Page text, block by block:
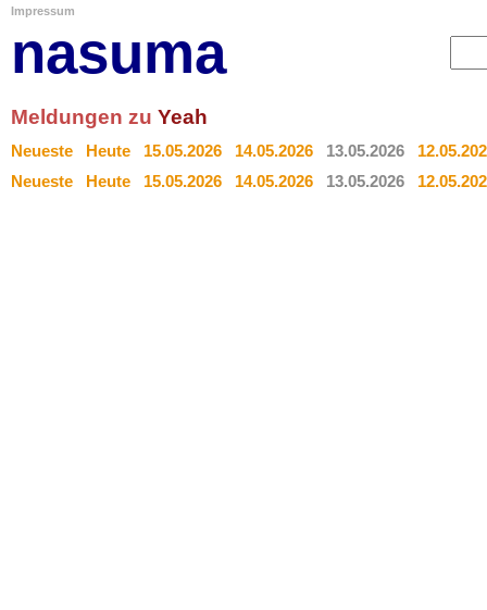
Impressum
nasuma
Meldungen zu Yeah
Neueste Heute 15.05.2026 14.05.2026 13.05.2026
Neueste
Heute 15.05.2026 14.05.2026 13.05.2026